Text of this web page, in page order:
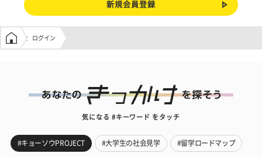
新規会員登録
学生の窓口トップ
ログイン
気になる #キーワード をタッチ
#キョーソウPROJECT #大学生の社会見学 #留学ロードマップ